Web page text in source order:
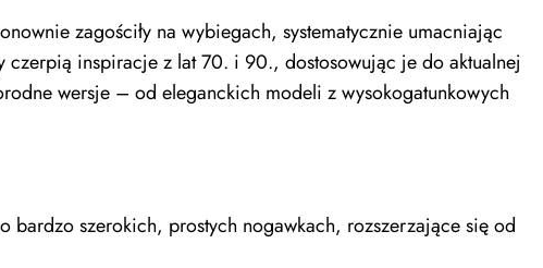
zagościły na wybiegach, systematycznie umacniając
czerpią inspiracje z lat 70. i 90., dostosowując je do aktualnej
wersje – od eleganckich modeli z wysokogatunkowych
bardzo szerokich, prostych nogawkach, rozszerzające się od